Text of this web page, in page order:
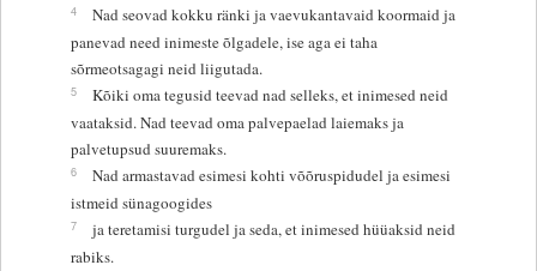
4
Nad seovad kokku ränki ja vaevukantavaid koormaid ja
panevad need inimeste õlgadele, ise aga ei taha
sõrmeotsagagi neid liigutada.
5
Kõiki oma tegusid teevad nad selleks, et inimesed neid
vaataksid. Nad teevad oma palvepaelad laiemaks ja
palvetupsud suuremaks.
6
Nad armastavad esimesi kohti võõruspidudel ja esimesi
istmeid sünagoogides
7
ja teretamisi turgudel ja seda, et inimesed hüüaksid neid
rabiks.